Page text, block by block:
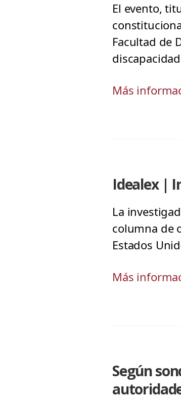
El evento,
Facultad de
Más
Idealex |
La
columna de
Estados
Más
Según